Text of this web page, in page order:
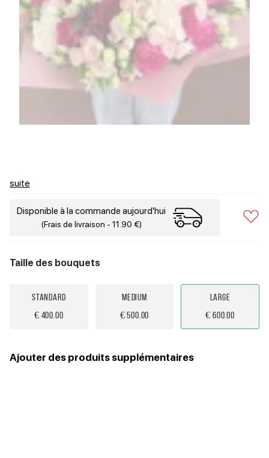
suite
Disponible à la commande aujourd'hui
(Frais de livraison - 11.90 €)
Taille des bouquets
Standard
€ 400.00
Medium
€ 500.00
Large
€ 600.00
Ajouter des produits supplémentaires